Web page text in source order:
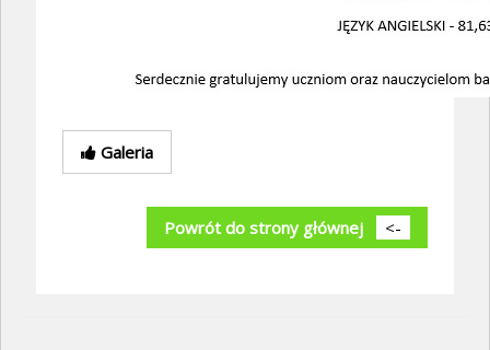
Galeria
Powrót do strony głównej <-